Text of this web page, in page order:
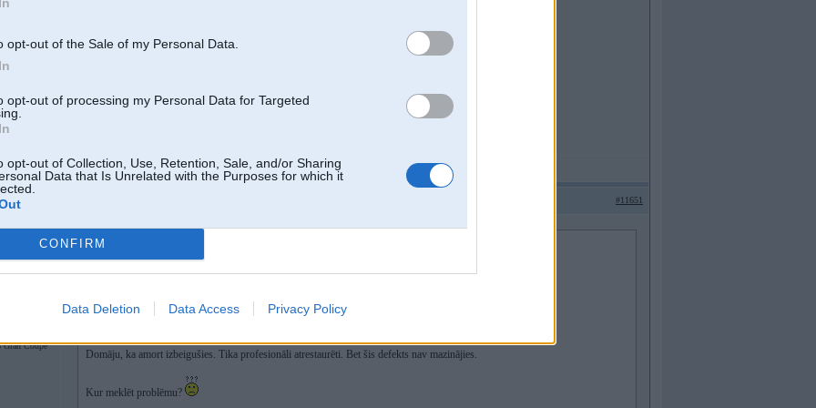
opt-out of the Sale of my Personal Data.
opt-out of processing my Personal Data for Targeted
opt-out of Collection, Use, Retention, Sale, and/or Sharing
Data that Is Unrelated with the Purposes for which it
CONFIRM
Data Deletion Data Access Privacy Policy
AP minimāli sēdinātas atsperes.
Domāju, ka amort izbeigušies. Tika profesionāli atrestaurēti. Bet šis defekts nav mazinājies.
#11651
Coupe
Domāju, ka amort izbeigušies. Tika profesionāli atrestaurēti. Bet šis defekts nav mazinājies.
Kur meklēt problēmu?